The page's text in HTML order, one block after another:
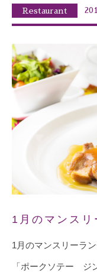
Restaurant
1月のマンスリ
1月のマンスリーラ
「ポークソテー ジ